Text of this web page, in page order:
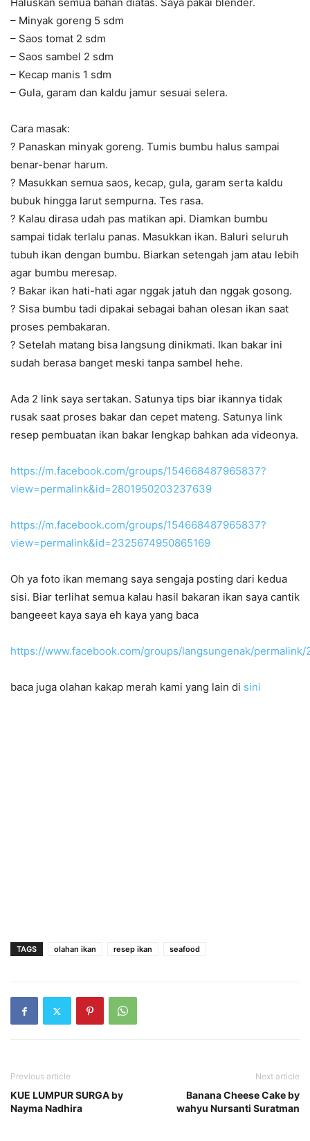
– Minyak goreng 5 sdm
– Saos tomat 2 sdm
– Saos sambel 2 sdm
– Kecap manis 1 sdm
– Gula, garam dan kaldu jamur sesuai selera.
Cara masak:
? Panaskan minyak goreng. Tumis bumbu halus sampai
benar-benar harum.
? Masukkan semua saos, kecap, gula, garam serta kaldu
bubuk hingga larut sempurna. Tes rasa.
? Kalau dirasa udah pas matikan api. Diamkan bumbu
sampai tidak terlalu panas. Masukkan ikan. Baluri seluruh
tubuh ikan dengan bumbu. Biarkan setengah jam atau lebih
agar bumbu meresap.
? Bakar ikan hati-hati agar nggak jatuh dan nggak gosong.
? Sisa bumbu tadi dipakai sebagai bahan olesan ikan saat
proses pembakaran.
? Setelah matang bisa langsung dinikmati. Ikan bakar ini
sudah berasa banget meski tanpa sambel hehe.
Ada 2 link saya sertakan. Satunya tips biar ikannya tidak
rusak saat proses bakar dan cepet mateng. Satunya link
resep pembuatan ikan bakar lengkap bahkan ada videonya.
https://m.facebook.com/groups/154668487965837?
view=permalink&id=2801950203237639
https://m.facebook.com/groups/154668487965837?
view=permalink&id=2325674950865169
Oh ya foto ikan memang saya sengaja posting dari kedua
sisi. Biar terlihat semua kalau hasil bakaran ikan saya cantik
bangeeet kaya saya eh kaya yang baca
https://www.facebook.com/groups/langsungenak/permalink/
baca juga olahan kakap merah kami yang lain di sini
TAGS olahan ikan resep ikan seafood
Previous article
KUE LUMPUR SURGA by
Nayma Nadhira
Next article
Banana Cheese Cake by
wahyu Nursanti Suratman